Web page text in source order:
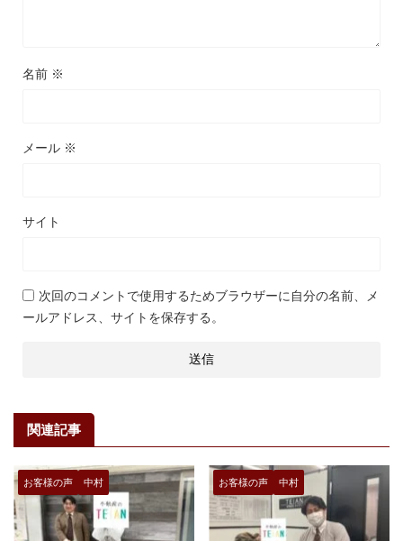
名前 ※
メール ※
サイト
次回のコメントで使用するためブラウザーに自分の名前、メ
ールアドレス、サイトを保存する。
関連記事
お客様の声 中村 お客様の声 中村